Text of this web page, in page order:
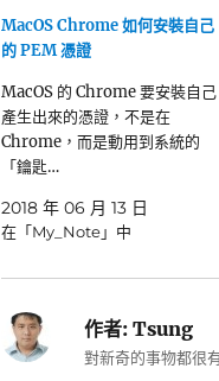
MacOS Chrome 如何安裝自己
的 PEM 憑證
MacOS 的 Chrome 要安裝自己
產生出來的憑證，不是在
Chrome，而是動用到系統的
「鑰匙…
2018 年 06 月 13 日
在「My_Note」中
作者:Tsung
對新奇的事物都很